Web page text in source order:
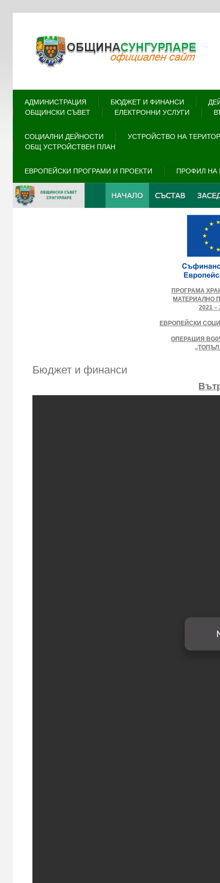
АДМИНИСТРАЦИЯ БЮДЖЕТ И ФИНАНСИ
ОБЩИНСКИ СЪВЕТ
ЕЛЕКТРОННИ УСЛУГИ
СОЦИАЛНИ ДЕЙНОСТИ
УСТРОЙСТВО НА
ОБЩ УСТРОЙСТВЕН ПЛАН
ЕВРОПЕЙСКИ ПРОГРАМИ И ПРОЕКТИ ПРОФИЛ НА
ПРОГРАМА
МАТЕРИАЛНО
2021 –
ЕВРОПЕЙСКИ
ОПЕРАЦИЯ
Бюджет и финанси